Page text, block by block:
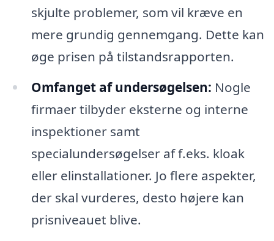
skjulte problemer, som vil kræve en
mere grundig gennemgang. Dette kan
øge prisen på tilstandsrapporten.
Omfanget af undersøgelsen: Nogle
firmaer tilbyder eksterne og interne
inspektioner samt
specialundersøgelser af f.eks. kloak
eller elinstallationer. Jo flere aspekter,
der skal vurderes, desto højere kan
prisniveauet blive.